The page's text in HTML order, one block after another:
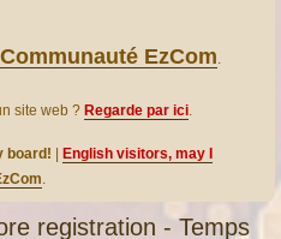
EzCom.
site web ? Regarde par ici.
board!
English visitors, may I
.
registration - Temps